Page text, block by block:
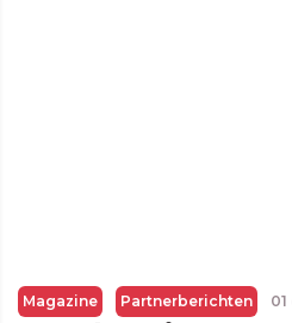
Magazine Partnerberichten